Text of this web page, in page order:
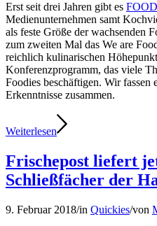
Erst seit drei Jahren gibt es
Medienunternehmen samt
als feste Größe der wachsenden
zum zweiten Mal das We are
reichlich kulinarischen
Konferenzprogramm, das viele
Foodies beschäftigen. Wir fassen
Erkenntnisse zusammen.
Weiterlesen
Frischepost liefert
Schließfächer der
9. Februar 2018/in Quickies/von